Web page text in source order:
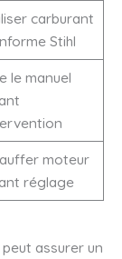
carburant
Stihl
le manuel
moteur
réglage
assurer un